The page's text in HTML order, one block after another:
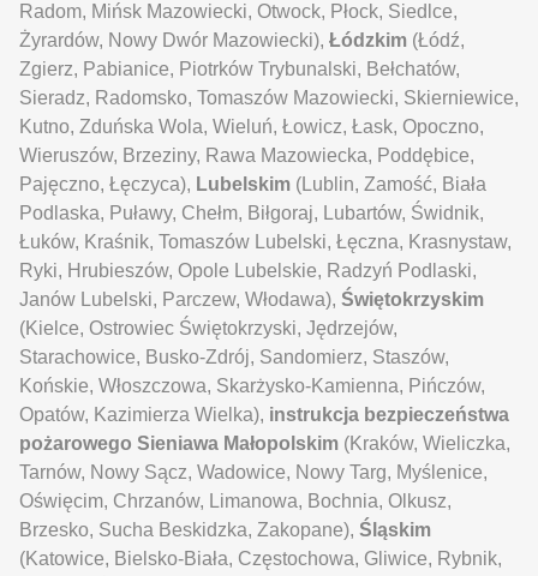
Radom, Mińsk Mazowiecki, Otwock, Płock, Siedlce,
Żyrardów, Nowy Dwór Mazowiecki), Łódzkim (Łódź,
Zgierz, Pabianice, Piotrków Trybunalski, Bełchatów,
Sieradz, Radomsko, Tomaszów Mazowiecki, Skierniewice,
Kutno, Zduńska Wola, Wieluń, Łowicz, Łask, Opoczno,
Wieruszów, Brzeziny, Rawa Mazowiecka, Poddębice,
Pajęczno, Łęczyca), Lubelskim (Lublin, Zamość, Biała
Podlaska, Puławy, Chełm, Biłgoraj, Lubartów, Świdnik,
Łuków, Kraśnik, Tomaszów Lubelski, Łęczna, Krasnystaw,
Ryki, Hrubieszów, Opole Lubelskie, Radzyń Podlaski,
Janów Lubelski, Parczew, Włodawa), Świętokrzyskim
(Kielce, Ostrowiec Świętokrzyski, Jędrzejów,
Starachowice, Busko-Zdrój, Sandomierz, Staszów,
Końskie, Włoszczowa, Skarżysko-Kamienna, Pińczów,
Opatów, Kazimierza Wielka), instrukcja bezpieczeństwa
pożarowego Sieniawa Małopolskim (Kraków, Wieliczka,
Tarnów, Nowy Sącz, Wadowice, Nowy Targ, Myślenice,
Oświęcim, Chrzanów, Limanowa, Bochnia, Olkusz,
Brzesko, Sucha Beskidzka, Zakopane), Śląskim
(Katowice, Bielsko-Biała, Częstochowa, Gliwice, Rybnik,